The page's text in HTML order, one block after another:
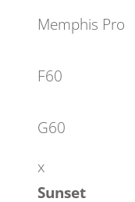
Memphis Pro
F60
G60
x
Sunset